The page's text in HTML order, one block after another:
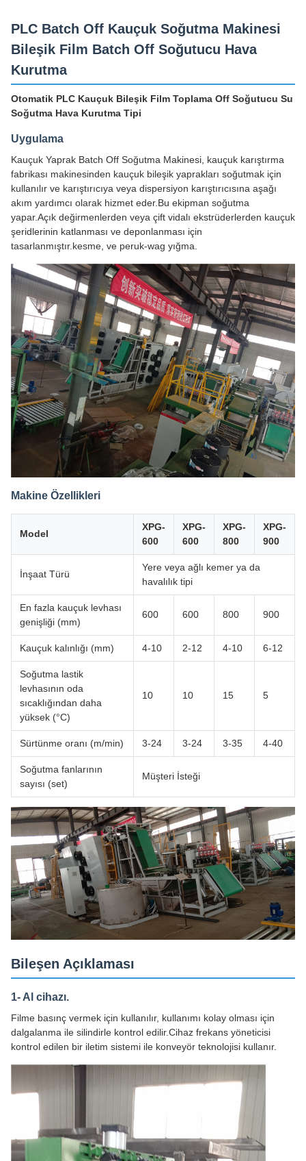
PLC Batch Off Kauçuk Soğutma Makinesi
Bileşik Film Batch Off Soğutucu Hava
Kurutma
Otomatik PLC Kauçuk Bileşik Film Toplama Off Soğutucu Su
Soğutma Hava Kurutma Tipi
Uygulama
Kauçuk Yaprak Batch Off Soğutma Makinesi, kauçuk karıştırma
fabrikası makinesinden kauçuk bileşik yaprakları soğutmak için
kullanılır ve karıştırıcıya veya dispersiyon karıştırıcısına aşağı
akım yardımcı olarak hizmet eder.Bu ekipman soğutma
yapar.Açık değirmenlerden veya çift vidalı ekstrüderlerden kauçuk
şeridlerinin katlanması ve deponlanması için
tasarlanmıştır.kesme, ve peruk-wag yığma.
Makine Özellikleri
Model
XPG-
600
XPG-
600
XPG-
800
XPG-
900
İnşaat Türü
Yere veya ağlı kemer ya da
havalılık tipi
En fazla kauçuk levhası
genişliği (mm)
600 600 800 900
Kauçuk kalınlığı (mm) 4-10 2-12 4-10 6-12
Soğutma lastik
levhasının oda
sıcaklığından daha
yüksek (°C)
10 10 15 5
Sürtünme oranı (m/min) 3-24 3-24 3-35 4-40
Soğutma fanlarının
sayısı (set)
Müşteri İsteği
Bileşen Açıklaması
1- Al cihazı.
Filme basınç vermek için kullanılır, kullanımı kolay olması için
dalgalanma ile silindirle kontrol edilir.Cihaz frekans yöneticisi
kontrol edilen bir iletim sistemi ile konveyör teknolojisi kullanır.